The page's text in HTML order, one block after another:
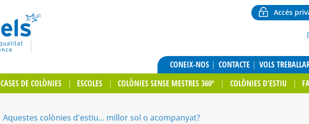
Accés
CONEIX-NOS CONTACTE VOLS
CASES DE COLÒNIES ESCOLES COLÒNIES SENSE MESTRES 360º COLÒNIES D'ESTIU
Aquestes colònies d'estiu... millor sol o acompanyat?